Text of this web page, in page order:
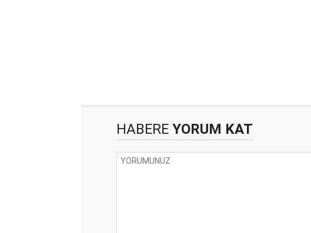
HABERE YORUM KAT